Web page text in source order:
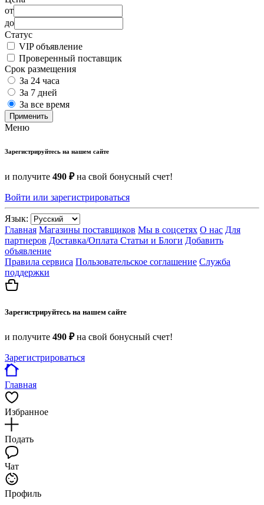
от
до
Статус
VIP объявление
Проверенный поставщик
Срок размещения
За 24 часа
За 7 дней
За все время
Применить
Меню
Зарегистрируйтесь на нашем сайте
и получите 490 ₽на свой бонусный счет!
Войти или зарегистрироваться
Язык:
Главная Магазины поставщиков Мы в соцсетях О нас Для
партнеров Доставка/Оплата Статьи и Блоги Добавить
объявление
Правила сервиса Пользовательское соглашение Служба
поддержки
Зарегистрируйтесь на нашем сайте
и получите 490 ₽на свой бонусный счет!
Зарегистрироваться
Главная
Избранное
Подать
Чат
Профиль